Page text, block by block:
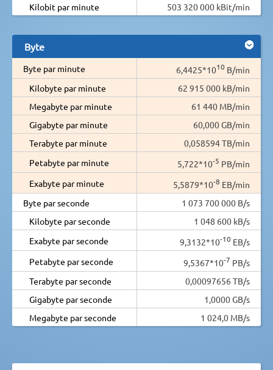
Kilobit par minute
503 320 000 kBit/min
Byte
Byte par minute 6,4425*1010 B/min
Kilobyte par minute
62 915 000 kB/min
Megabyte par minute
61 440 MB/min
Gigabyte par minute
60,000 GB/min
Terabyte par minute
0,058594 TB/min
Petabyte par minute
5,722*10-5 PB/min
Exabyte par minute
5,5879*10-8 EB/min
Byte par seconde
1 073 700 000 B/s
Kilobyte par seconde
1 048 600 kB/s
Exabyte par seconde
9,3132*10-10 EB/s
Petabyte par seconde
9,5367*10-7 PB/s
Terabyte par seconde
0,00097656 TB/s
Gigabyte par seconde
1,0000 GB/s
Megabyte par seconde
1 024,0 MB/s